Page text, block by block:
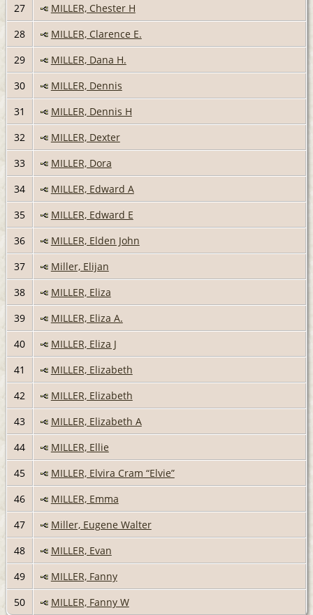
27
MILLER, Chester H
28
MILLER, Clarence E.
29
MILLER, Dana H.
30
MILLER, Dennis
31
MILLER, Dennis H
32
MILLER, Dexter
33
MILLER, Dora
34
MILLER, Edward A
35
MILLER, Edward E
36
MILLER, Elden John
37
Miller, Elijan
38
MILLER, Eliza
39
MILLER, Eliza A.
40
MILLER, Eliza J
41
MILLER, Elizabeth
42
MILLER, Elizabeth
43
MILLER, Elizabeth A
44
MILLER, Ellie
45
MILLER, Elvira Cram “Elvie”
46
MILLER, Emma
47
Miller, Eugene Walter
48
MILLER, Evan
49
MILLER, Fanny
50
MILLER, Fanny W